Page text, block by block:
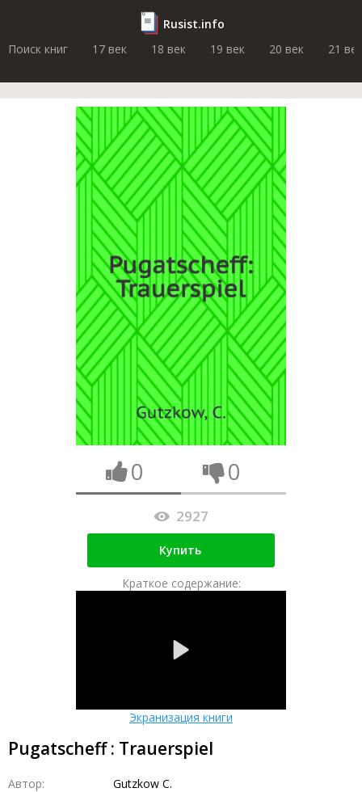
Rusist.info
Поиск книг
17 век 18 век 19 век 20 век 21 век
0 0
2927
Купить
Краткое содержание:
Экранизация книги
Pugatscheff : Trauerspiel
Автор: Gutzkow C.